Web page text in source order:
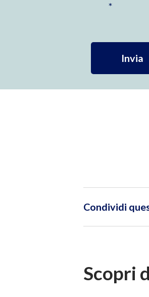
*
Invia
Condividi
Scopri